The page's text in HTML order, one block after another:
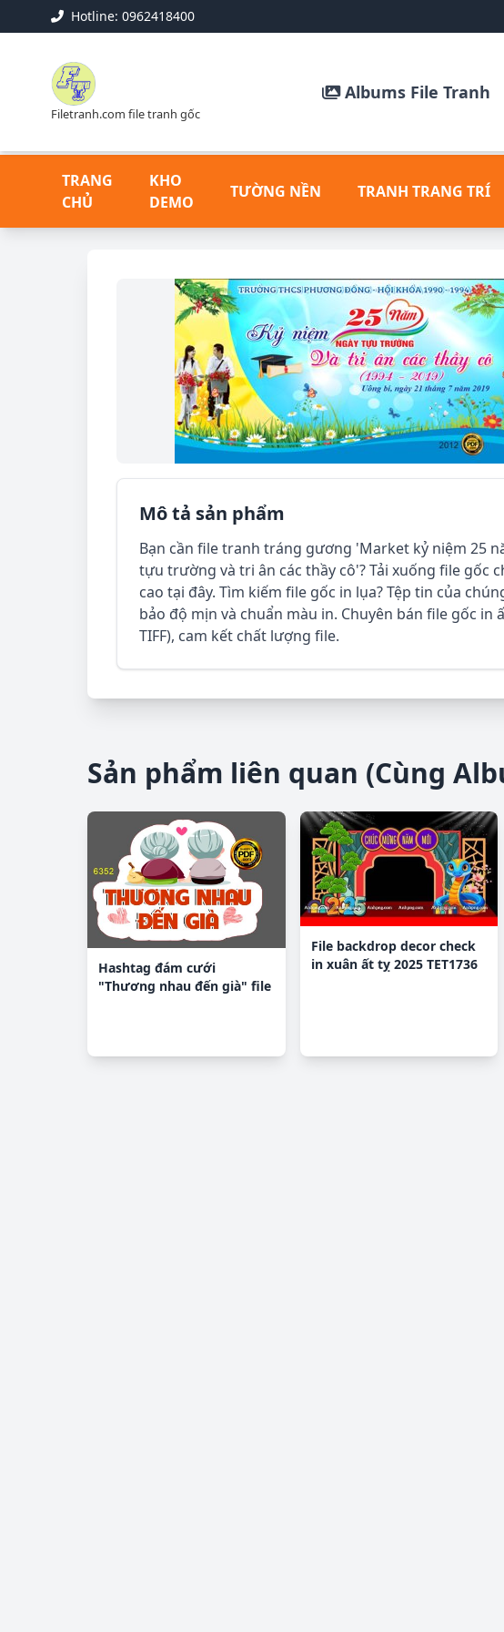
Hotline: 0962418400
Filetranh.com file tranh gốc
Albums File Tranh
TRANG
CHỦ
KHO
DEMO
TƯỜNG NỀN TRANH TRANG TRÍ
Mô tả sản phẩm
Bạn cần file tranh tráng gương 'Market kỷ niệm 25
tựu trường và tri ân các thầy cô'? Tải xuống file gốc
cao tại đây. Tìm kiếm file gốc in lụa? Tệp tin của
bảo độ mịn và chuẩn màu in. Chuyên bán file gốc in
TIFF), cam kết chất lượng file.
Sản phẩm liên quan (Cùng
Hashtag đám cưới
"Thương nhau đến già" file
File backdrop decor check
in xuân ất tỵ 2025 TET1736